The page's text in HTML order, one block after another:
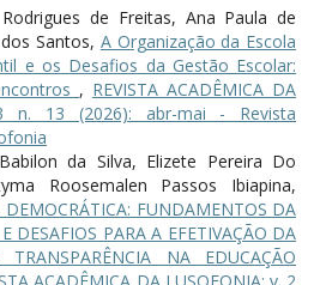
de Freitas, Ana Paula de
Santos, A Organização da Escola
e os Desafios da Gestão Escolar:
, REVISTA ACADÊMICA DA
n. 13 (2026): abr-mai - Revista
da Silva, Elizete Pereira Do
Roosemalen Passos Ibiapina,
DEMOCRÁTICA: FUNDAMENTOS DA
DESAFIOS PARA A EFETIVAÇÃO DA
TRANSPARÊNCIA NA EDUCAÇÃO